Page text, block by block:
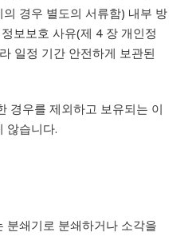
경우 별도의 서류함) 내부 방
보보호 사유(제 4 장 개인정
일정 기간 안전하게 보관된
경우를 제외하고 보유되는 이
않습니다.
쇄기로 분쇄하거나 소각을